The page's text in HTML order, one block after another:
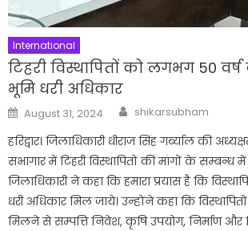
International
टिहरी विस्थापितों को लगभग 50
भूमि धरी अधिकार
Posted
on
August 31, 2024 Author
shikarsubham
हरिद्वार। जिलाधिकारी धीराज सिंह गर्ब्याल की
सभागार में टिहरी विस्थापितों की मांगों के
जिलाधिकारी ने कहा कि हमारा प्रयास है कि
धरी अधिकार मिल जाये। उन्होंने कहा कि
मिलने से सम्पत्ति निवेश, कृषि उपयोग, निर्माण और